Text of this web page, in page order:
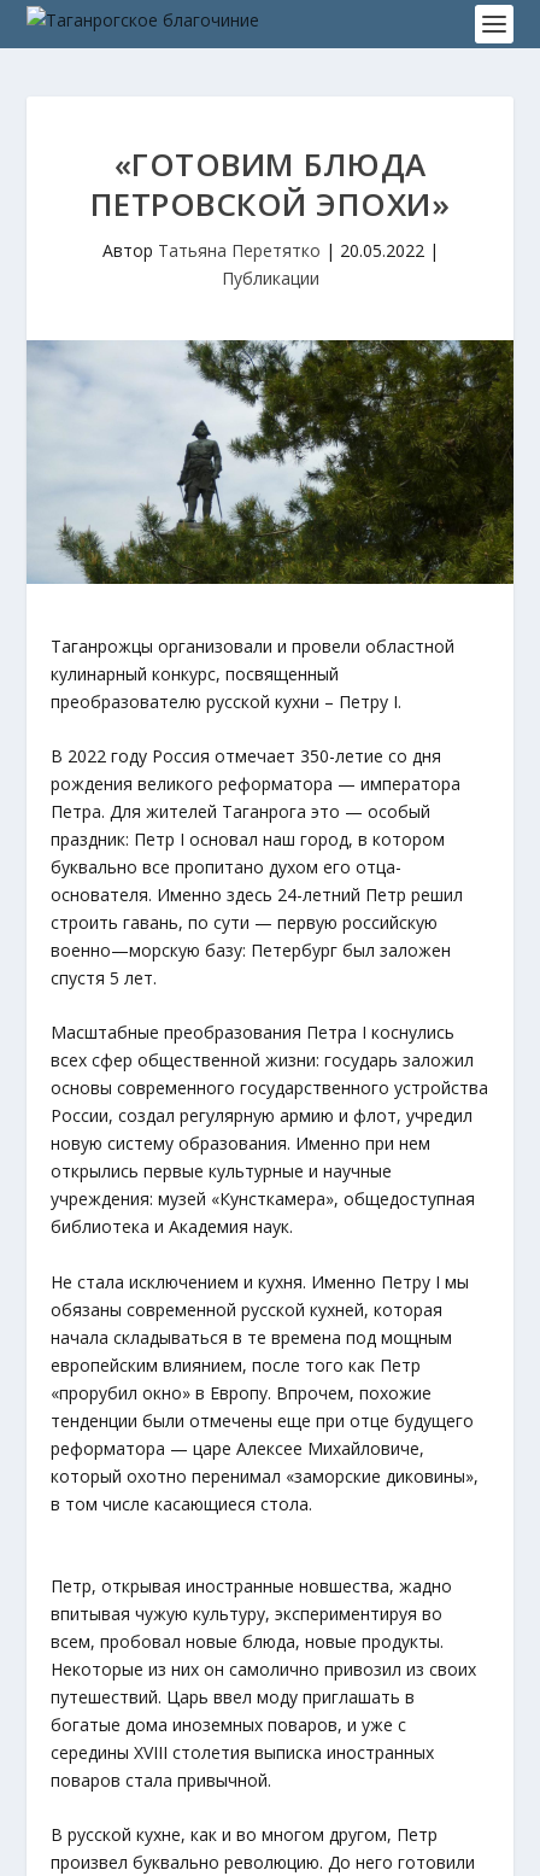
«ГОТОВИМ БЛЮДА
ПЕТРОВСКОЙ ЭПОХИ»
Автор Татьяна Перетятко | 20.05.2022|
Публикации
Таганрожцы организовали и провели областной
кулинарный конкурс, посвященный
преобразователю русской кухни – Петру I.
В 2022 году Россия отмечает 350-летие со дня
рождения великого реформатора — императора
Петра. Для жителей Таганрога это — особый
праздник: Петр I основал наш город, в котором
буквально все пропитано духом его отца-
основателя. Именно здесь 24-летний Петр решил
строить гавань, по сути — первую российскую
военно—морскую базу: Петербург был заложен
спустя 5 лет.
Масштабные преобразования Петра I коснулись
всех сфер общественной жизни: государь заложил
основы современного государственного устройства
России, создал регулярную армию и флот, учредил
новую систему образования. Именно при нем
открылись первые культурные и научные
учреждения: музей «Кунсткамера», общедоступная
библиотека и Академия наук.
Не стала исключением и кухня. Именно Петру I мы
обязаны современной русской кухней, которая
начала складываться в те времена под мощным
европейским влиянием, после того как Петр
«прорубил окно» в Европу. Впрочем, похожие
тенденции были отмечены еще при отце будущего
реформатора — царе Алексее Михайловиче,
который охотно перенимал «заморские диковины»,
в том числе касающиеся стола.
Петр, открывая иностранные новшества, жадно
впитывая чужую культуру, экспериментируя во
всем, пробовал новые блюда, новые продукты.
Некоторые из них он самолично привозил из своих
путешествий. Царь ввел моду приглашать в
богатые дома иноземных поваров, и уже с
середины XVIII столетия выписка иностранных
поваров стала привычной.
В русской кухне, как и во многом другом, Петр
произвел буквально революцию. До него готовили